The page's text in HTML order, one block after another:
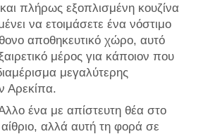
πλήρως εξοπλισμένη κουζίνα
να ετοιμάσετε ένα νόστιμο
αποθηκευτικό χώρο, αυτό
μέρος για κάποιον που
μεγαλύτερης
Αρεκίπα.
ένα με απίστευτη θέα στο
αλλά αυτή τη φορά σε